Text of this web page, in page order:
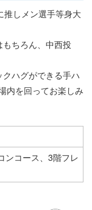
推しメン選手等身大
ちろん、中西投
ハグができる手ハ
内を回ってお楽しみ
ンコース、3階フレ